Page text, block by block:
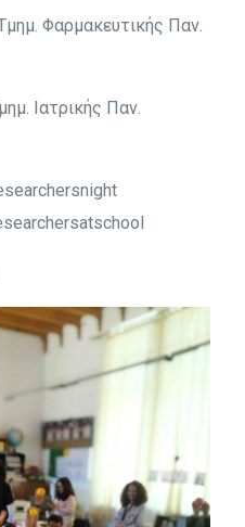
Φαρμακευτικής Παν.
Ιατρικής Παν.